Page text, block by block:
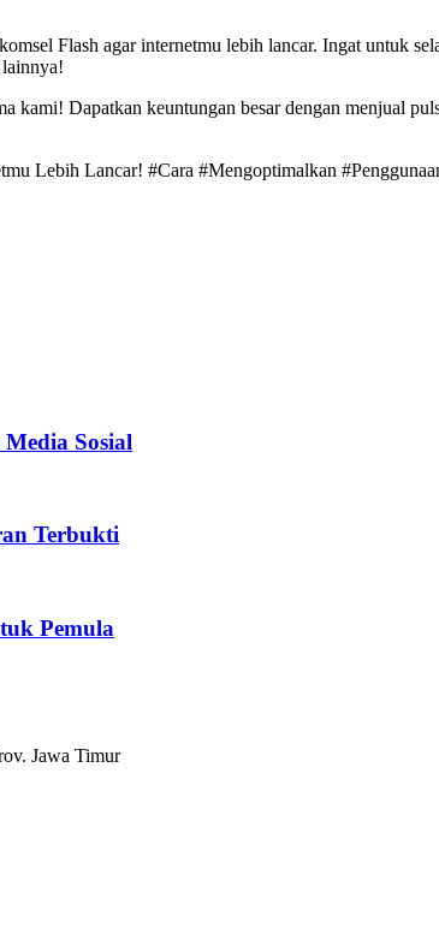
Flash agar internetmu lebih lancar. Ingat untuk
kami! Dapatkan keuntungan besar dengan menjual
Lebih Lancar! #Cara #Mengoptimalkan
Sosial
Terbukti
Pemula
Jawa Timur